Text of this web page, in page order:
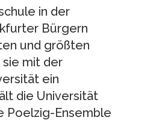
in der
Bürgern
und größten
sie mit der
ein
die Universität
Poelzig-Ensemble